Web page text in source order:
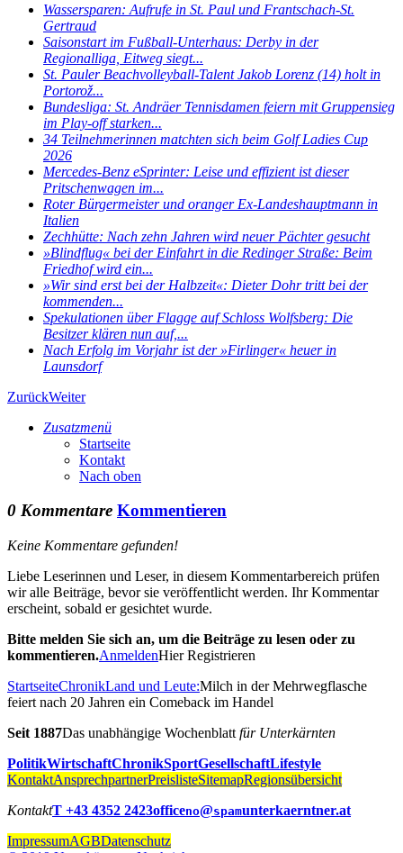
Wassersparen: Aufrufe in St. Paul und Frantschach-St.
Gertraud
Saisonstart im Fußball-Unterhaus: Derby in der
Regionalliga, Eitweg siegt...
St. Pauler Beachvolleyball-Talent Jakob Lorenz (14) holt in
Portorož...
Bundesliga: St. Andräer Tennisdamen feiern mit Gruppensieg
im Play-off starken...
34 Teilnehmerinnen matchten sich beim Golf Ladies Cup
2026
Mercedes-Benz eSprinter: Leise und effizient ist dieser
Pritschenwagen im...
Roter Bürgermeister und oranger Ex-Landeshauptmann in
Italien
Zechhütte: Nach zehn Jahren wird neuer Pächter gesucht
»Blindflug« bei der Einfahrt in die Redinger Straße: Beim
Friedhof wird ein...
»Wir sind erst bei der Halbzeit«: Dieter Dohr tritt bei der
kommenden...
Spekulationen über Flagge auf Schloss Wolfsberg: Die
Besitzer klären nun auf,...
Nach Erfolg im Vorjahr ist der »Firlinger« heuer in
Launsdorf
ZurückWeiter
Zusatzmenü
Startseite
Kontakt
Nach oben
0 Kommentare Kommentieren
Keine Kommentare gefunden!
Liebe Leserinnen und Leser, in diesem Kommentarbereich prüfen
wir alle Beiträge, bevor sie veröffentlicht werden. Ihr Kommentar
erscheint, sobald er gesichtet wurde.
Bitte melden Sie sich an, um die Beiträge zu lesen oder zu
kommentieren.AnmeldenHier Registrieren
StartseiteChronikLand und Leute:Milch in der Mehrwegflasche
feiert nach 20 Jahren ein Comeback im Handel
Seit 1887Das unabhängige Wochenblatt für Unterkärnten
PolitikWirtschaftChronikSportGesellschaftLifestyle
KontaktAnsprechpartnerPreislisteSitemapRegionsübersicht
KontaktT +43 4352 2423officeno@spamunterkaerntner.at
ImpressumAGBDatenschutz